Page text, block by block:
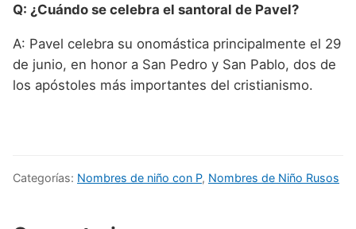
Q: ¿Cuándo se celebra el santoral de Pavel?
A: Pavel celebra su onomástica principalmente el 29
de junio, en honor a San Pedro y San Pablo, dos de
los apóstoles más importantes del cristianismo.
Categorías: Nombres de niño con P, Nombres de Niño Rusos